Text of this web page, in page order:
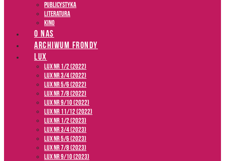
Publicystyka
Literatura
Kino
O NAS
ARCHIWUM FRONDY
LUX
LUX NR 1/2 (2022)
LUX NR 3/4 (2022)
LUX NR 5/6 (2022)
LUX NR 7/8 (2022)
LUX nr 9/10 (2022)
LUX NR 11/12 (2022)
LUX NR 1/2 (2023)
LUX NR 3/4 (2023)
LUX NR 5/6 (2023)
LUX NR 7/8 (2023)
LUX NR 9/10 (2023)